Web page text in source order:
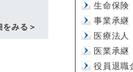
をみる＞
生命保険
事業承継
医療法人
医業承継
役員退職